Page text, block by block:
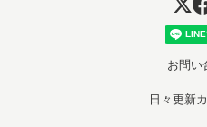
お問い
日々更新